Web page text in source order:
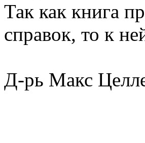
Так как книга
справок, то к
Д-рь Макс